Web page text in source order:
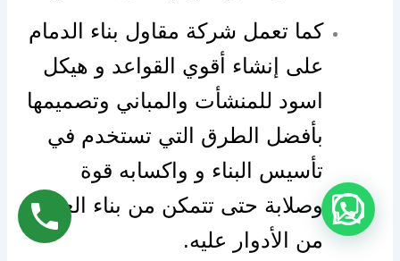
كما تعمل شركة مقاول بناء الدمام
على إنشاء أقوي القواعد و هيكل
اسود للمنشأت والمباني وتصميمها
بأفضل الطرق التي تستخدم في
تأسيس البناء و واكسابه قوة
وصلابة حتى تتمكن من بناء العديد
من الأدوار عليه.